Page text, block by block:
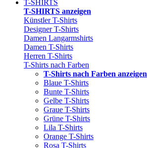
T-SHIRTS
T-SHIRTS anzeigen
Künstler T-Shirts
Designer T-Shirts
Damen Langarmshirts
Damen T-Shirts
Herren T-Shirts
T-Shirts nach Farben
T-Shirts nach Farben anzeigen
Blaue T-Shirts
Bunte T-Shirts
Gelbe T-Shirts
Graue T-Shirts
Grüne T-Shirts
Lila T-Shirts
Orange T-Shirts
Rosa T-Shirts